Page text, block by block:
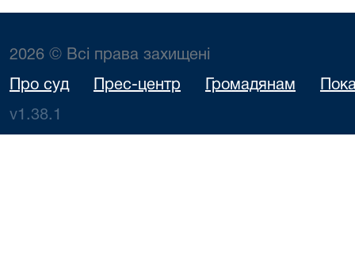
2026 © Всі права захищені
Про суд Прес-центр Громадянам
v1.38.1